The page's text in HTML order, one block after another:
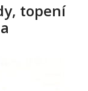
topení